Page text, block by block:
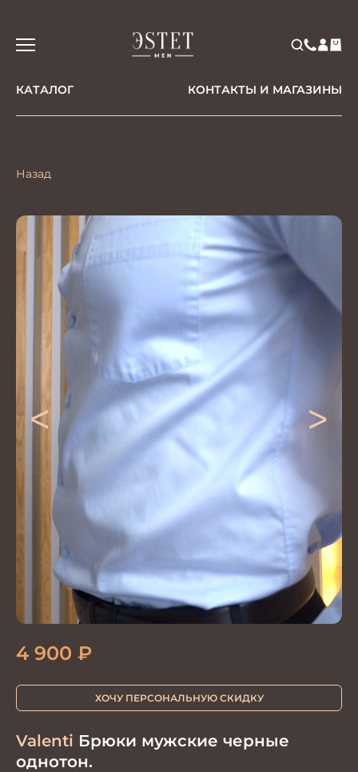
КАТАЛОГ КОНТАКТЫ И МАГАЗИНЫ
Назад
< >
Valenti Брюки мужские черные
однотон.
4 900 ₽
ХОЧУ ПЕРСОНАЛЬНУЮ СКИДКУ